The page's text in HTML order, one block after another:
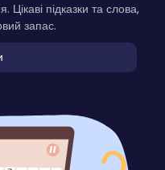
підказки та слова,
запас.